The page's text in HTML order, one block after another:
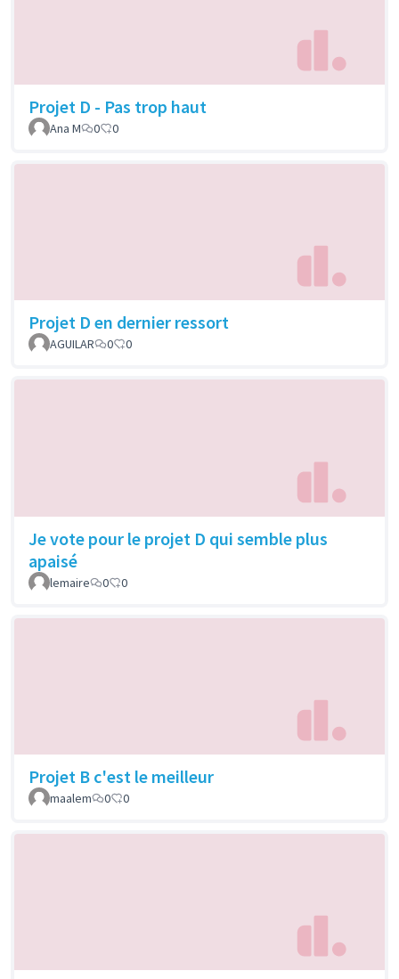
Projet D - Pas trop haut
Ana M 0 0
Projet D en dernier ressort
AGUILAR 0 0
Je vote pour le projet D qui semble plus
apaisé
lemaire 0 0
Projet B c'est le meilleur
maalem 0 0